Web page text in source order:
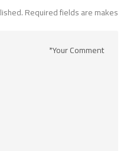
Required fields are makes.